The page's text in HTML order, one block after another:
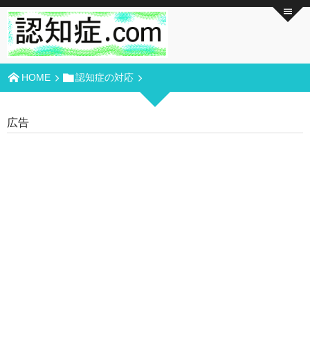
HOME 認知症の対応
広告